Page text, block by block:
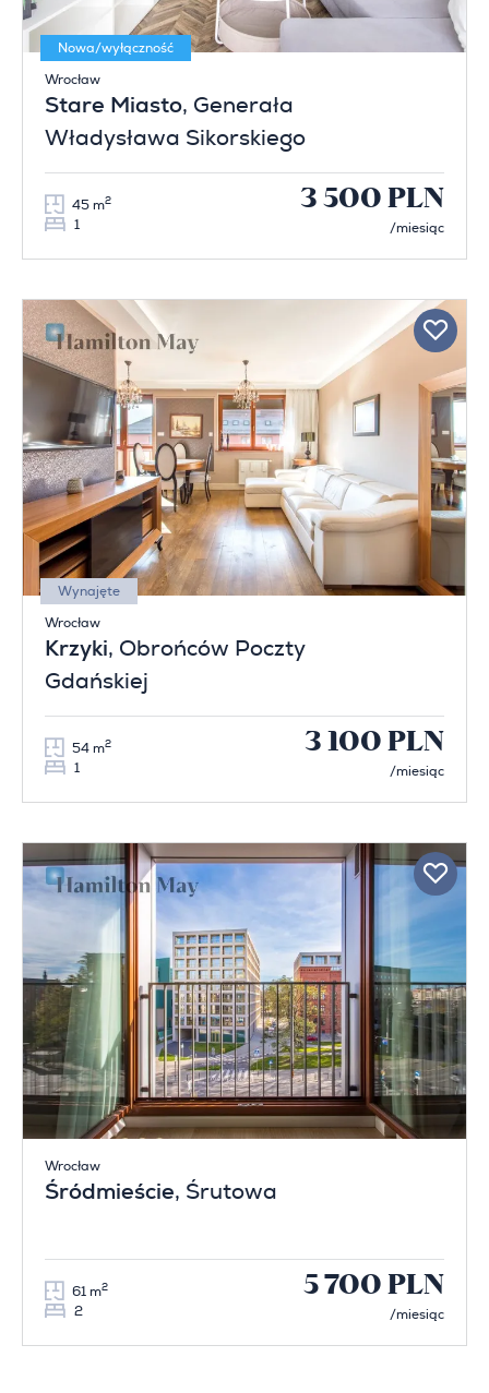
Nowa/wyłączność
Wrocław
Stare Miasto, Generała
Władysława Sikorskiego
45 m2
1
3 500 PLN
/miesiąc
Wynajęte
Wrocław
Krzyki, Obrońców Poczty
Gdańskiej
54 m2
1
3 100 PLN
/miesiąc
Wrocław
Śródmieście, Śrutowa
61 m2
2
5 700 PLN
/miesiąc